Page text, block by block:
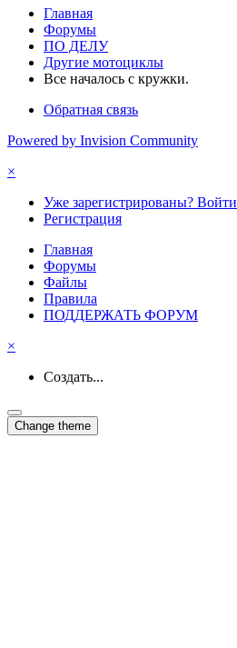
Главная
Форумы
ПО ДЕЛУ
Другие мотоциклы
Все началось с кружки.
Обратная связь
Powered by Invision Community
×
Уже зарегистрированы? Войти
Регистрация
Главная
Форумы
Файлы
Правила
ПОДДЕРЖАТЬ ФОРУМ
×
Создать...
Change theme